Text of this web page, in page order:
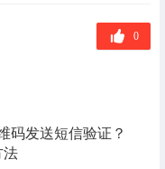
0
码发送短信验证？
法